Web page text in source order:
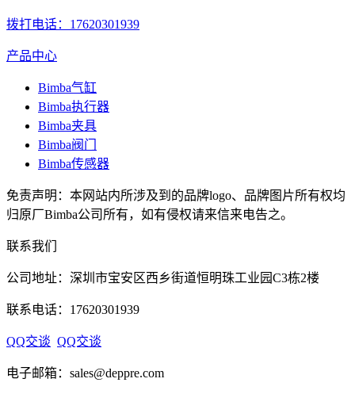
拨打电话：17620301939
产品中心
Bimba气缸
Bimba执行器
Bimba夹具
Bimba阀门
Bimba传感器
免责声明：本网站内所涉及到的品牌logo、品牌图片所有权均
归原厂Bimba公司所有，如有侵权请来信来电告之。
联系我们
公司地址：深圳市宝安区西乡街道恒明珠工业园C3栋2楼
联系电话：17620301939
QQ交谈 QQ交谈
电子邮箱：sales@deppre.com